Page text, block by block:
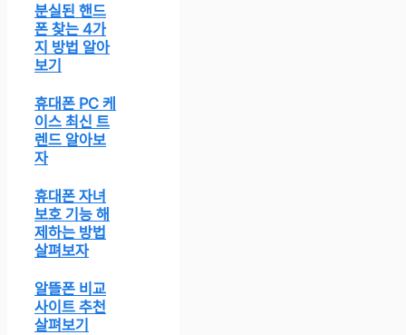
분실된 핸드
폰 찾는 4가
지 방법 알아
보기
휴대폰 PC 케
이스 최신 트
렌드 알아보
자
휴대폰 자녀
보호 기능 해
제하는 방법
살펴보자
알뜰폰 비교
사이트 추천
살펴보기